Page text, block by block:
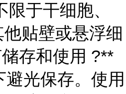
于干细胞、
贴壁或悬浮细
存和使用 ?**
避光保存。使用